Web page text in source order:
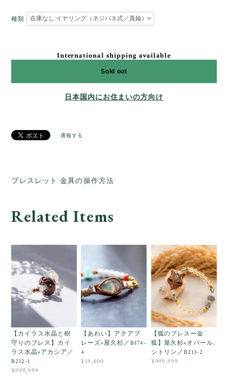
種類
International shipping available
Sold out
日本国内にお住まいの方向け
通報する
ブレスレット 金具の操作方法
Related Items
【カイラス水晶と樹
守りのブレス】カイ
ラス水晶×アカシア／
B212-1
¥999,999
【あわい】アクアプ
レーズ×屋久杉／B174-
4
¥19,800
【狐のブレスー金
狐】屋久杉×オパール,
シトリン／B213-2
¥999,999